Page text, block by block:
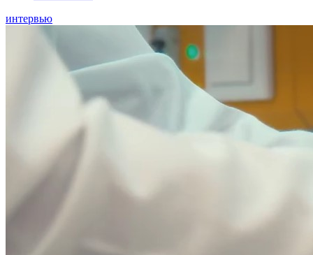
интервью